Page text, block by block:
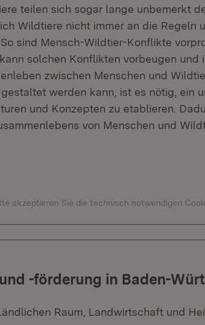
teilen sich sogar lange unbemerkt
Wildtiere nicht immer an die Regeln
sind Mensch-Wildtier-Konflikte
solchen Konflikten vorbeugen und
zwischen Menschen und
werden kann, ist es nötig, ein
und Konzepten zu etablieren.
von Menschen und
akzeptieren Sie die technisch notwendigen
-förderung in Baden-
Raum, Landwirtschaft und